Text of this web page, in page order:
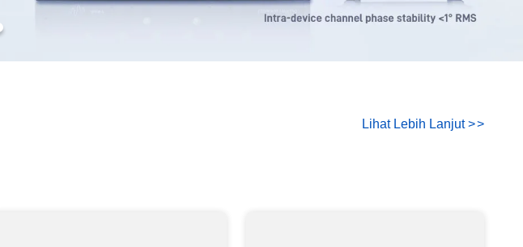
Lihat Lebih Lanjut>>